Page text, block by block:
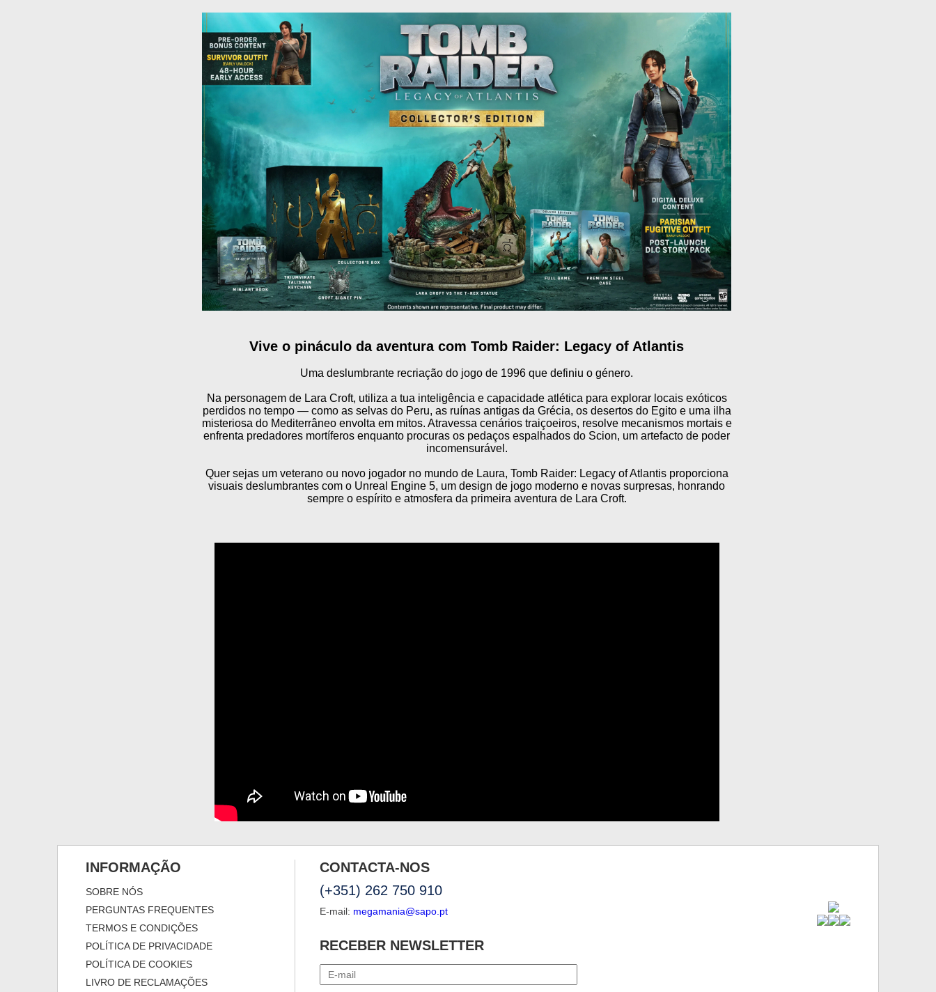
Vive o pináculo da aventura com Tomb Raider: Legacy of Atlantis
Uma deslumbrante recriação do jogo de 1996 que definiu o género.
Na personagem de Lara Croft, utiliza a tua inteligência e capacidade atlética para explorar locais exóticos
perdidos no tempo — como as selvas do Peru, as ruínas antigas da Grécia, os desertos do Egito e uma ilha
misteriosa do Mediterrâneo envolta em mitos. Atravessa cenários traiçoeiros, resolve mecanismos mortais e
enfrenta predadores mortíferos enquanto procuras os pedaços espalhados do Scion, um artefacto de poder
incomensurável.
Quer sejas um veterano ou novo jogador no mundo de Laura, Tomb Raider: Legacy of Atlantis proporciona
visuais deslumbrantes com o Unreal Engine 5, um design de jogo moderno e novas surpresas, honrando
sempre o espírito e atmosfera da primeira aventura de Lara Croft.
INFORMAÇÃO
SOBRE NÓS
PERGUNTAS FREQUENTES
TERMOS E CONDIÇÕES
POLÍTICA DE PRIVACIDADE
POLÍTICA DE COOKIES
LIVRO DE RECLAMAÇÕES
CONTACTA-NOS
(+351) 262 750 910
E-mail: megamania@sapo.pt
RECEBER NEWSLETTER